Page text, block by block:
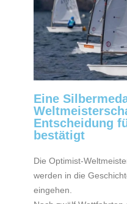
Eine
Entscheidung
bestätigt
Die Optimist-
werden in die
eingehen.